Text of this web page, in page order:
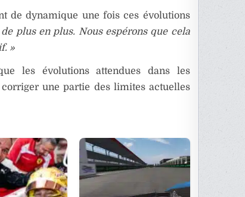
de dynamique une fois ces évolutions
plus en plus. Nous espérons que cela
»
les évolutions attendues dans les
une partie des limites actuelles